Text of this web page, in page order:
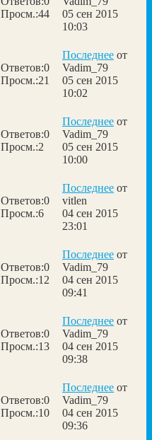
Просм.:44
05 сен 2015
10:03
Ответов:0
Просм.:21
Последнее от
Vadim_79
05 сен 2015
10:02
Ответов:0
Просм.:2
Последнее от
Vadim_79
05 сен 2015
10:00
Ответов:0
Просм.:6
Последнее от
vitlen
04 сен 2015
23:01
Ответов:0
Просм.:12
Последнее от
Vadim_79
04 сен 2015
09:41
Ответов:0
Просм.:13
Последнее от
Vadim_79
04 сен 2015
09:38
Ответов:0
Просм.:10
Последнее от
Vadim_79
04 сен 2015
09:36